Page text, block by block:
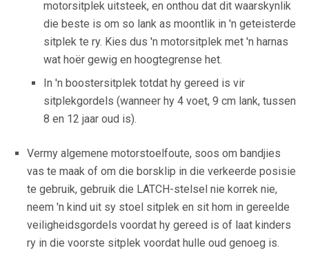
motorsitplek uitsteek, en onthou dat dit waarskynlik
die beste is om so lank as moontlik in 'n geteisterde
sitplek te ry. Kies dus 'n motorsitplek met 'n harnas
wat hoër gewig en hoogtegrense het.
In 'n boostersitplek totdat hy gereed is vir
sitplekgordels (wanneer hy 4 voet, 9 cm lank, tussen
8 en 12 jaar oud is).
Vermy algemene motorstoelfoute, soos om bandjies
vas te maak of om die borsklip in die verkeerde posisie
te gebruik, gebruik die LATCH-stelsel nie korrek nie,
neem 'n kind uit sy stoel sitplek en sit hom in gereelde
veiligheidsgordels voordat hy gereed is of laat kinders
ry in die voorste sitplek voordat hulle oud genoeg is.